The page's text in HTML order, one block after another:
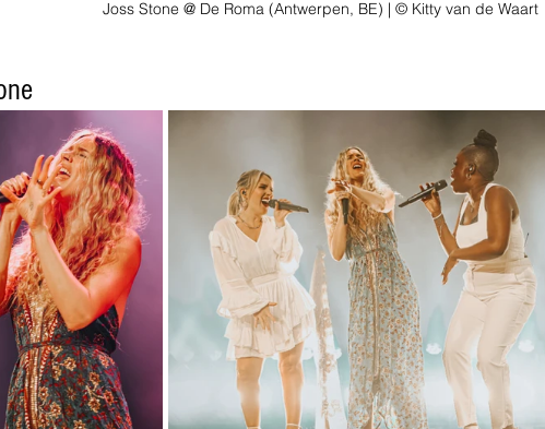
Joss Stone @ De Roma (Antwerpen, BE) | © Kitty van de Waart